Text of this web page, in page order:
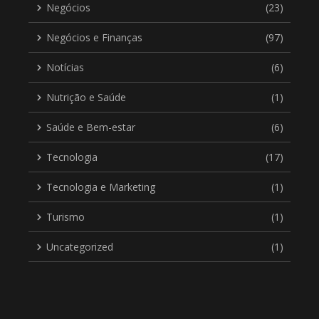
Negócios (23)
Negócios e Finanças (97)
Notícias (6)
Nutrição e Saúde (1)
Saúde e Bem-estar (6)
Tecnologia (17)
Tecnologia e Marketing (1)
Turismo (1)
Uncategorized (1)